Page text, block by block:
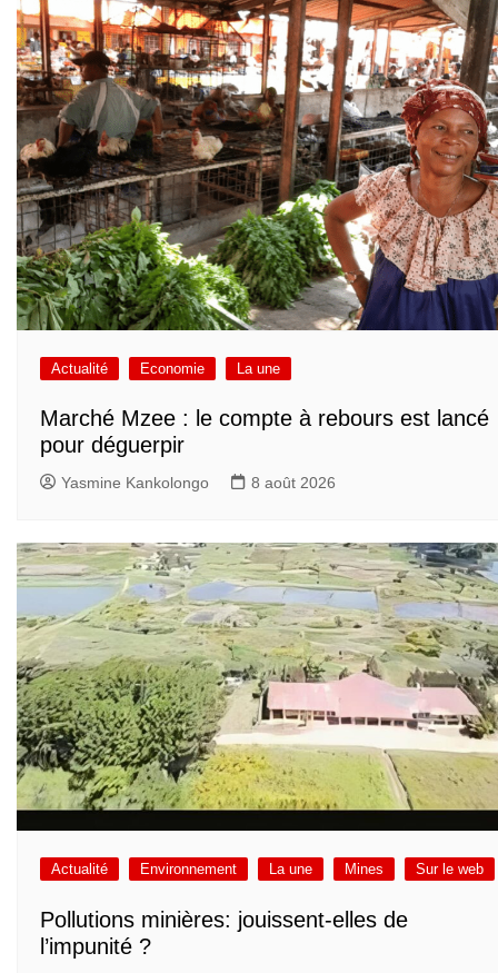
Actualité Economie La une
Marché Mzee : le compte à rebours est lancé
pour déguerpir
Yasmine Kankolongo 8 août 2026
Actualité Environnement La une Mines Sur le web
Pollutions minières: jouissent-elles de
l’impunité ?